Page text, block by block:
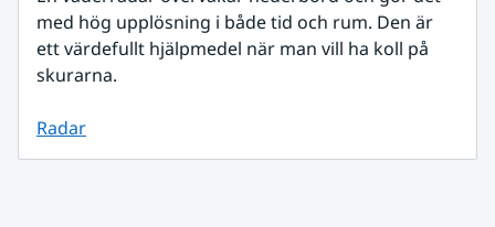
med hög upplösning i både tid och rum. Den är
ett värdefullt hjälpmedel när man vill ha koll på
skurarna.
Radar